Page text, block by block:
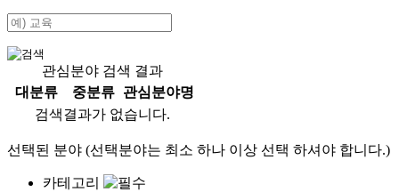
관심분야 검색 결과
대분류
중분류
관심분야명
검색결과가 없습니다.
선택된 분야 (선택분야는 최소 하나 이상 선택 하셔야 합니다.)
카테고리